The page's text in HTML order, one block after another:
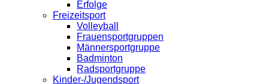
Erfolge
Freizeitsport
Volleyball
Frauensportgruppen
Männersportgruppe
Badminton
Radsportgruppe
Kinder-/Jugendsport